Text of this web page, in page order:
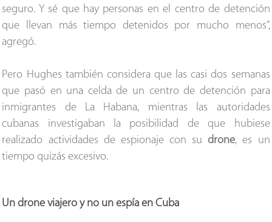
seguro. Y sé que hay personas en el centro de detención
que llevan más tiempo detenidos por mucho menos”,
agregó.
Pero Hughes también considera que las casi dos semanas
que pasó en una celda de un centro de detención para
inmigrantes de La Habana, mientras las autoridades
cubanas investigaban la posibilidad de que hubiese
realizado actividades de espionaje con sudrone, es un
tiempo quizás excesivo.
Un drone viajero y no un espía en Cuba